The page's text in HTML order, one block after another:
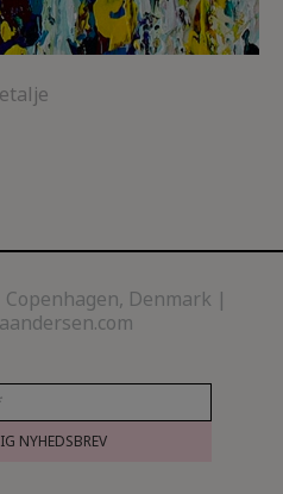
Copenhagen, Denmark |